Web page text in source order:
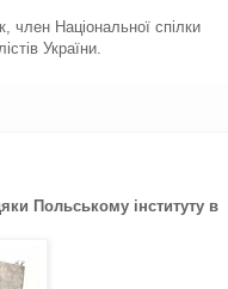
член Національної спілки
України.
Польському інституту в